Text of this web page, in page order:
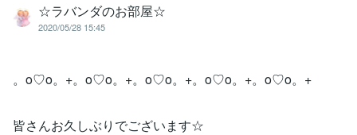
☆ラバンダのお部屋☆
2020/05/28 15:45
。o♡o。+。o♡o。+。o♡o。+。o♡o。+。o♡o。+
皆さんお久しぶりでございます☆